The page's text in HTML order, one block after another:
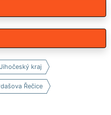
Jihočeský kraj
Řečice